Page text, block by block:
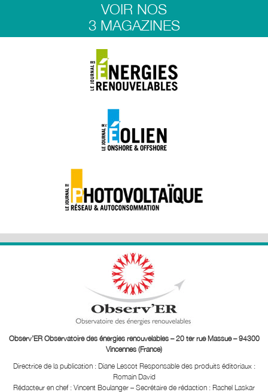
VOIR NOS
3 MAGAZINES
Observ’ER Observatoire des énergies renouvelables – 20 ter rue Massue – 94300
Vincennes (France)
Directrice de la publication : Diane Lescot Responsable des produits éditoriaux :
Romain David
Rédacteur en chef : Vincent Boulanger – Secrétaire de rédaction : Rachel Laskar